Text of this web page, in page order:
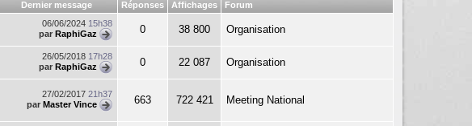
Dernier message Réponses Affichages Forum
06/06/2024 15h38
par RaphiGaz 0 38 800 Organisation
26/05/2018 17h28
par RaphiGaz 0 22 087 Organisation
27/02/2017 21h37
par Master Vince 663 722 421 Meeting National